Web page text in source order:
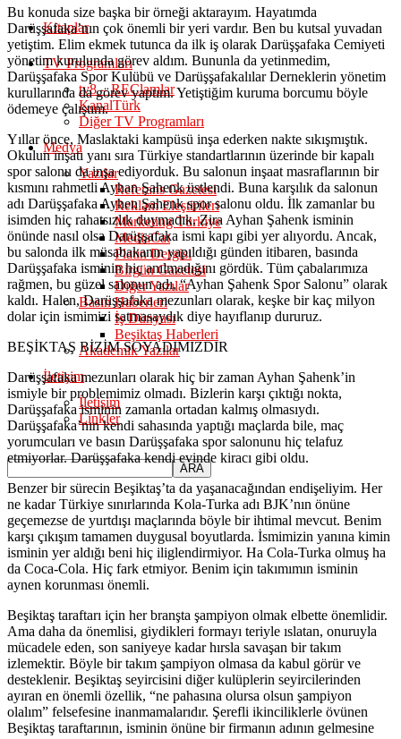
Kitaplar
TV Programları
tv8 – REClamlar
KanalTürk
Diğer TV Programları
Medya
Yazılar
Referans Gazetesi
Reklam Eleştirileri
Marketing Türkiye
MediaCat
Platin Dergisi
Birgün Gazetesi
Diğer Yazılar
Basın Haberleri
İş Dünyası
Beşiktaş Haberleri
Akademik Yazılar
İletişim
İletişim
Linkler
Bu konuda size başka bir örneği aktarayım. Hayatımda
Darüşşafaka’nın çok önemli bir yeri vardır. Ben bu kutsal yuvadan
yetiştim. Elim ekmek tutunca da ilk iş olarak Darüşşafaka Cemiyeti
yönetim kurulunda görev aldım. Bununla da yetinmedim,
Darüşşafaka Spor Kulübü ve Darüşşafakalılar Derneklerin yönetim
kurullarında da görev yaptım. Yetiştiğim kuruma borcumu böyle
ödemeye çalıştım.
Yıllar önce, Maslaktaki kampüsü inşa ederken nakte sıkışmıştık.
Okulun inşatı yanı sıra Türkiye standartlarının üzerinde bir kapalı
spor salonu da inşa ediyorduk. Bu salonun inşaat masraflarının bir
kısmını rahmetli Ayhan Şahenk üstlendi. Buna karşılık da salonun
adı Darüşşafaka Ayhen Şahenk spor salonu oldu. İlk zamanlar bu
isimden hiç rahatsızlık duymadık. Zira Ayhan Şahenk isminin
önünde nasıl olsa Darüşşafaka ismi kapı gibi yer alıyordu. Ancak,
bu salonda ilk müsabakanın yapıldığı günden itibaren, basında
Darüşşafaka isminin hiç anılmadığını gördük. Tüm çabalarımıza
rağmen, bu güzel salonun adı, “Ayhan Şahenk Spor Salonu” olarak
kaldı. Halen, Darüşşafaka mezunları olarak, keşke bir kaç milyon
dolar için ismimizi satmasaydık diye hayıflanıp dururuz.
BEŞİKTAŞ BİZİM SOYADIMIZDIR
Darüşşafaka mezunları olarak hiç bir zaman Ayhan Şahenk’in
ismiyle bir problemimiz olmadı. Bizlerin karşı çıktığı nokta,
Darüşşafaka isminin zamanla ortadan kalmış olmasıydı.
Darüşşafaka’nın kendi sahasında yaptığı maçlarda bile, maç
yorumcuları ve basın Darüşşafaka spor salonunu hiç telafuz
etmiyorlar. Darüşşafaka kendi evinde kiracı gibi oldu.
Benzer bir sürecin Beşiktaş’ta da yaşanacağından endişeliyim. Her
ne kadar Türkiye sınırlarında Kola-Turka adı BJK’nın önüne
geçemezse de yurtdışı maçlarında böyle bir ihtimal mevcut. Benim
karşı çıkışım tamamen duygusal boyutlarda. İsmimizin yanına kimin
isminin yer aldığı beni hiç iliglendirmiyor. Ha Cola-Turka olmuş ha
da Coca-Cola. Hiç fark etmiyor. Benim için takımımın isminin
aynen korunması önemli.
Beşiktaş taraftarı için her branşta şampiyon olmak elbette önemlidir.
Ama daha da önemlisi, giydikleri formayı teriyle ıslatan, onuruyla
mücadele eden, son saniyeye kadar hırsla savaşan bir takım
izlemektir. Böyle bir takım şampiyon olmasa da kabul görür ve
desteklenir. Beşiktaş seyircisini diğer kulüplerin seyircilerinden
ayıran en önemli özellik, “ne pahasına olursa olsun şampiyon
olalım” felsefesine inanmamalarıdır. Şerefli ikinciliklerle övünen
Beşiktaş taraftarının, isminin önüne bir firmanın adının gelmesine